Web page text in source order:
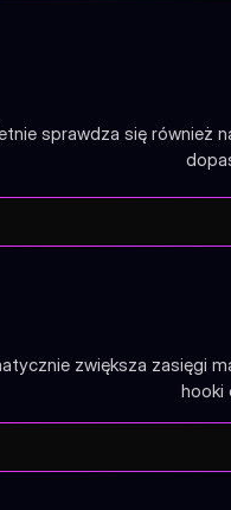
sprawdza się również
zwiększa zasięgi
hooki